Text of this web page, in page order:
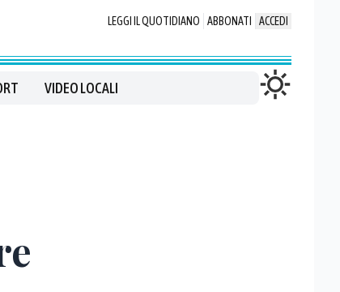
LEGGI IL QUOTIDIANO ABBONATI ACCEDI
VIDEO LOCALI